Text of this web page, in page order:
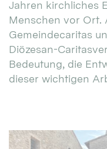
Jahren kirchliches
Menschen vor Ort.
Gemeindecaritas
Diözesan-
Bedeutung, die
dieser wichtigen